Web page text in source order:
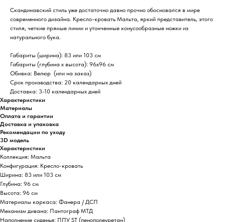
Скандинавский стиль уже достаточно давно прочно обосновался в мире
современного дизайна. Кресло-кровать Мальта, яркий представитель, этого
стиля, четкие прямые линии и утонченные конусообразные ножки из
натурального бука.
Габариты (ширина): 83 или 103 см
Габариты (глубина х высота): 96х96 см
Обивка: Велюр (или на заказ)
Срок производства: 20 календарных дней
Доставка: 3-10 календарных дней
Характеристики
Материалы
Оплата и гарантии
Доставка и упаковка
Рекомендации по уходу
3D модель
Характеристики
Коллекция: Мальта
Конфигурация: Кресло-кровать
Ширина: 83 или 103 см
Глубина: 96 см
Высота: 96 см
Материалы каркаса: Фанера / ДСП
Механизм дивана: Пантограф МТД
Наполнение сиденья: ППУ ST (пенополеуретан)